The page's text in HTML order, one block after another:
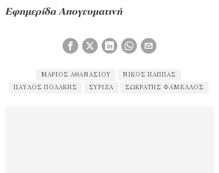
Εφημερίδα Απογευματινή
ΜΑΡΙΟΣ ΑΘΑΝΑΣΊΟΥ ΝΙΚΟΣ ΠΑΠΠΑΣ
ΠΑΎΛΟΣ ΠΟΛΆΚΗΣ ΣΥΡΙΖΑ ΣΩΚΡΆΤΗΣ ΦΆΜΕΛΛΟΣ